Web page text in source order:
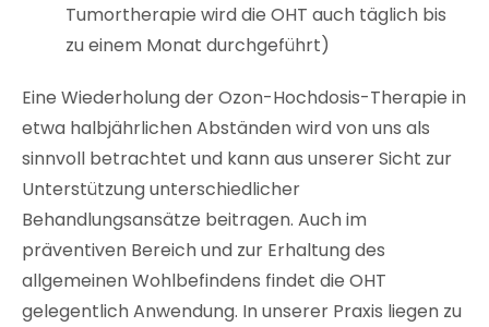
Tumortherapie wird die OHT auch täglich bis
zu einem Monat durchgeführt)
Eine Wiederholung der Ozon-Hochdosis-Therapie in
etwa halbjährlichen Abständen wird von uns als
sinnvoll betrachtet und kann aus unserer Sicht zur
Unterstützung unterschiedlicher
Behandlungsansätze beitragen. Auch im
präventiven Bereich und zur Erhaltung des
allgemeinen Wohlbefindens findet die OHT
gelegentlich Anwendung. In unserer Praxis liegen zu